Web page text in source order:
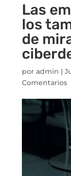
Las
los
de
por admin |
Comentarios